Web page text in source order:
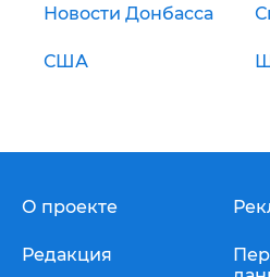
Новости Донбасса
США
О проекте
Редакция